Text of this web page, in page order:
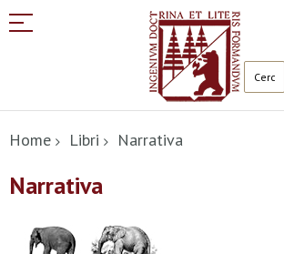
al
contenuto
Home Libri Narrativa
Narrativa